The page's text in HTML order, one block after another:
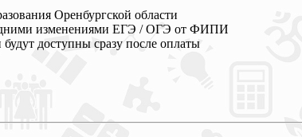
Оренбургской области
изменениями ЕГЭ / ОГЭ от ФИПИ
доступны сразу после оплаты